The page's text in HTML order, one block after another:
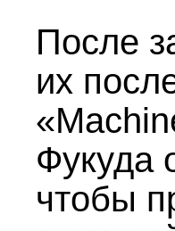
После
их
Фукуда
чтобы